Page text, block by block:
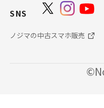
SNS
ノジマの中古スマホ販売